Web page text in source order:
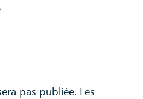
pas publiée. Les